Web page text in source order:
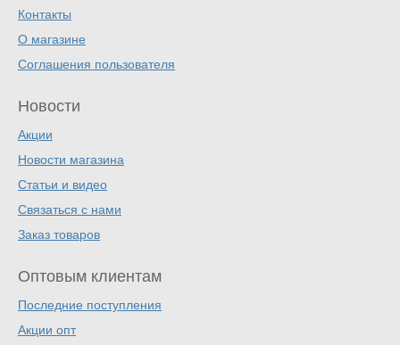
Контакты
О магазине
Соглашения пользователя
Новости
Акции
Новости магазина
Статьи и видео
Связаться с нами
Заказ товаров
Оптовым клиентам
Последние поступления
Акции опт